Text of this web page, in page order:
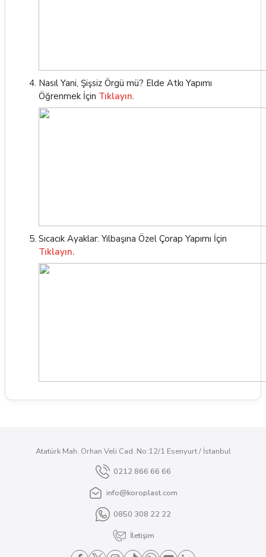
Nasıl Yani, Şişsiz Örgü mü? Elde Atkı Yapımı
Öğrenmek İçin Tıklayın.
Sıcacık Ayaklar: Yılbaşına Özel Çorap Yapımı İçin
Tıklayın.
Atatürk Mah. Orhan Veli Cad. No:12/1 Esenyurt / İstanbul
0212 866 66 66
info@koroplast.com
0850 308 22 22
İletişim